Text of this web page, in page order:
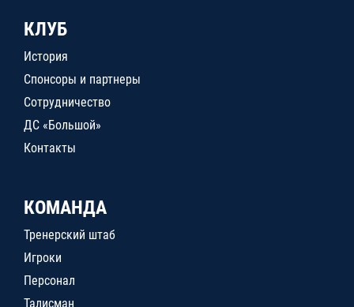
КЛУБ
История
Спонсоры и партнеры
Сотрудничество
ДС «Большой»
Контакты
КОМАНДА
Тренерский штаб
Игроки
Персонал
Талисман